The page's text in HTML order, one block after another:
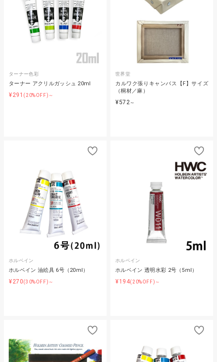
ターナー色彩
ターナー アクリルガッシュ 20ml
¥291 (20%OFF)～
世界堂
カルワク張りキャンバス【F】サイズ
（桐材／麻）
¥572～
ホルベイン
ホルベイン 油絵具 6号（20ml）
¥270(30%OFF)～
ホルベイン
ホルベイン 透明水彩 2号（5ml）
¥194(20%OFF)～